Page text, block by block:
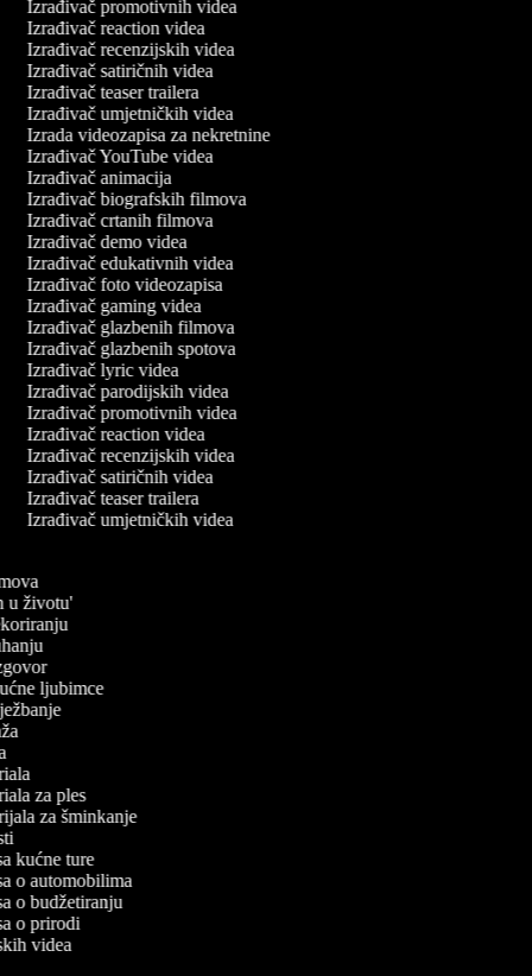
Izrađivač promotivnih videa
Izrađivač reaction videa
Izrađivač recenzijskih videa
Izrađivač satiričnih videa
Izrađivač teaser trailera
Izrađivač umjetničkih videa
Izrada videozapisa za nekretnine
Izrađivač YouTube videa
Izrađivač animacija
Izrađivač biografskih filmova
Izrađivač crtanih filmova
Izrađivač demo videa
Izrađivač edukativnih videa
Izrađivač foto videozapisa
Izrađivač gaming videa
Izrađivač glazbenih filmova
Izrađivač glazbenih spotova
Izrađivač lyric videa
Izrađivač parodijskih videa
Izrađivač promotivnih videa
Izrađivač reaction videa
Izrađivač recenzijskih videa
Izrađivač satiričnih videa
Izrađivač teaser trailera
Izrađivač umjetničkih videa
u životu'
ljubimce
za ples
za šminkanje
kućne ture
o automobilima
o budžetiranju
o prirodi
videa